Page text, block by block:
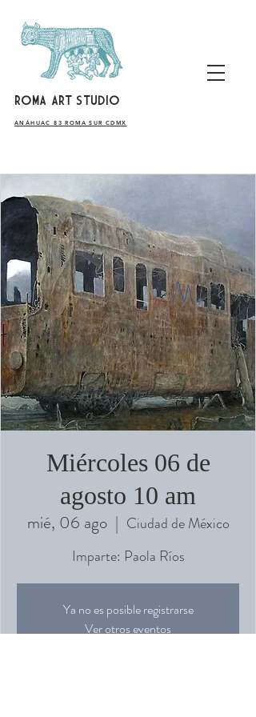
ROMA ART STUDIO
​ANÁHUAC 83 ROMA SUR CDMX
Miércoles 06 de
agosto 10 am
mié, 06 ago
  |
Ciudad de México
Imparte: Paola Ríos
Ya no es posible registrarse
Ver otros eventos